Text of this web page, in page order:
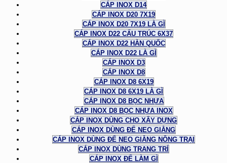
CÁP INOX D14
CÁP INOX D20 7X19
CÁP INOX D20 7X19 LÀ GÌ
CÁP INOX D22 CẤU TRÚC 6X37
CÁP INOX D22 HÀN QUỐC
CÁP INOX D22 LÀ GÌ
CÁP INOX D3
CÁP INOX D8
CÁP INOX D8 6X19
CÁP INOX D8 6X19 LÀ GÌ
CÁP INOX D8 BỌC NHỰA
CÁP INOX D8 BỌC NHỰA INOX
CÁP INOX DÙNG CHO XÂY DỰNG
CÁP INOX DÙNG ĐỂ NEO GIẰNG
CÁP INOX DÙNG ĐỂ NEO GIẰNG NÔNG TRẠI
CÁP INOX DÙNG TRANG TRÍ
CÁP INOX ĐỂ LÀM GÌ